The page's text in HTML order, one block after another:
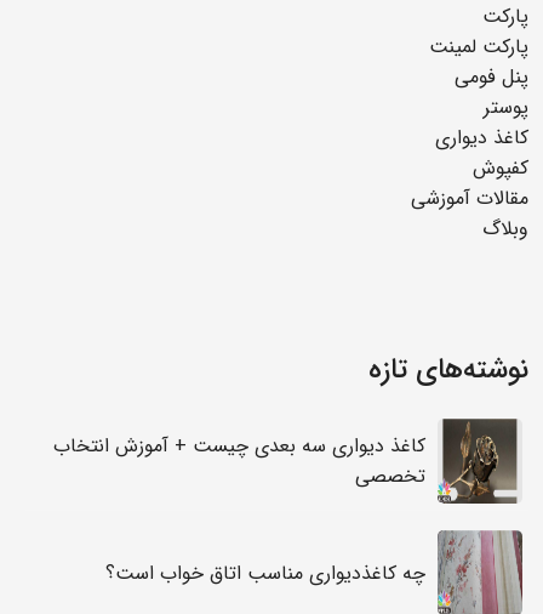
پارکت
پارکت لمینت
پنل فومی
پوستر
کاغذ دیواری
کفپوش
مقالات آموزشی
وبلاگ
نوشته‌های تازه
کاغذ دیواری سه بعدی چیست + آموزش انتخاب
تخصصی
چه کاغذدیواری مناسب اتاق خواب است؟